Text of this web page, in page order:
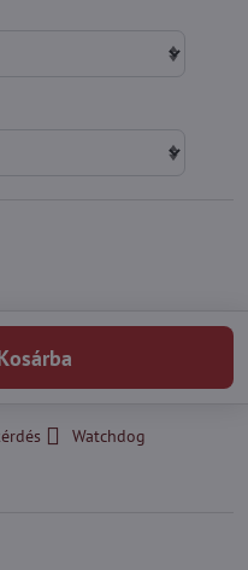
Kosárba
Watchdog